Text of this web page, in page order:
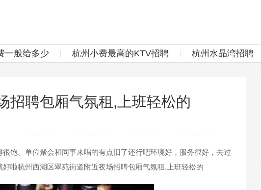
一般给多少 杭州小费最高的KTV招聘 杭州水晶湾招聘
招聘包厢气氛租,上班轻松的
。单位聚会和同事来唱的有点旧了还行吧环境好，服务很好，去过
啦杭州西湖区翠苑街道附近夜场招聘包厢气氛租,上班轻松的